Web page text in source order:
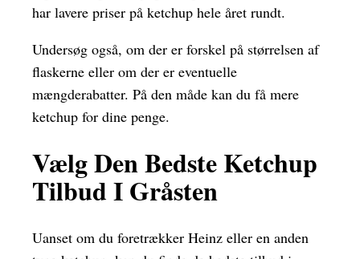
har lavere priser på ketchup hele året rundt.
Undersøg også, om der er forskel på størrelsen af
flaskerne eller om der er eventuelle
mængderabatter. På den måde kan du få mere
ketchup for dine penge.
Vælg Den Bedste Ketchup
Tilbud I Gråsten
Uanset om du foretrækker Heinz eller en anden